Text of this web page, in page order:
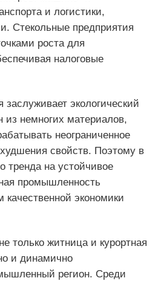
и логистики,
Стекольные предприятия
роста для
налоговые
экологический
из немногих материалов,
неограниченное
свойств. Поэтому в
тренда на устойчивое
промышленность
качественной экономики
только житница и курортная
и динамично
регион. Среди